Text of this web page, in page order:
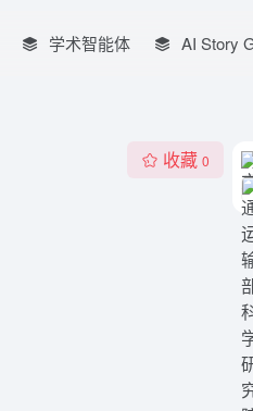
学术智能体 AI Story
收藏 0